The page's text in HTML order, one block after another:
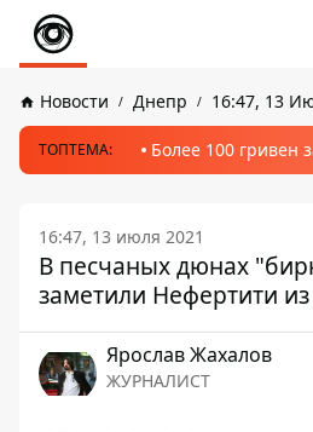
Новости Днепр 16:47, 13
ТОПТЕМА: Более 100 гривен
16:47, 13 июля 2021
В песчаных дюнах
заметили Нефертити
Ярослав Жахалов
ЖУРНАЛИСТ